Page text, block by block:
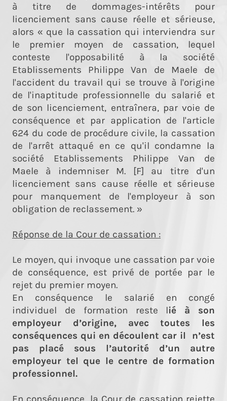
à titre de dommages-intérêts pour
licenciement sans cause réelle et sérieuse,
alors « que la cassation qui interviendra sur
le premier moyen de cassation, lequel
conteste l'opposabilité à la société
Etablissements Philippe Van de Maele de
l'accident du travail qui se trouve à l'origine
de l'inaptitude professionnelle du salarié et
de son licenciement, entraînera, par voie de
conséquence et par application de l'article
624 du code de procédure civile, la cassation
de l'arrêt attaqué en ce qu'il condamne la
société Etablissements Philippe Van de
Maele à indemniser M. [F] au titre d'un
licenciement sans cause réelle et sérieuse
pour manquement de l'employeur à son
obligation de reclassement. »
Réponse de la Cour de cassation :
Le moyen, qui invoque une cassation par voie
de conséquence, est privé de portée par le
rejet du premier moyen.
En conséquence le salarié en congé
individuel de formation reste lié à son
employeur d’origine, avec toutes les
conséquences qui en découlent car il n’est
pas placé sous l’autorité d’un autre
employeur tel que le centre de formation
professionnel.